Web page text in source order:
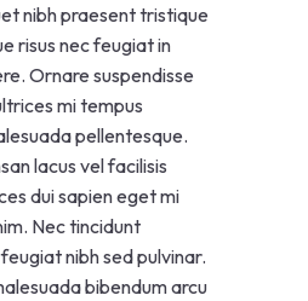
nibh praesent tristique
risus nec feugiat in
Ornare suspendisse
mi tempus
pellentesque.
lacus vel facilisis
dui sapien eget mi
Nec tincidunt
nibh sed pulvinar.
bibendum arcu